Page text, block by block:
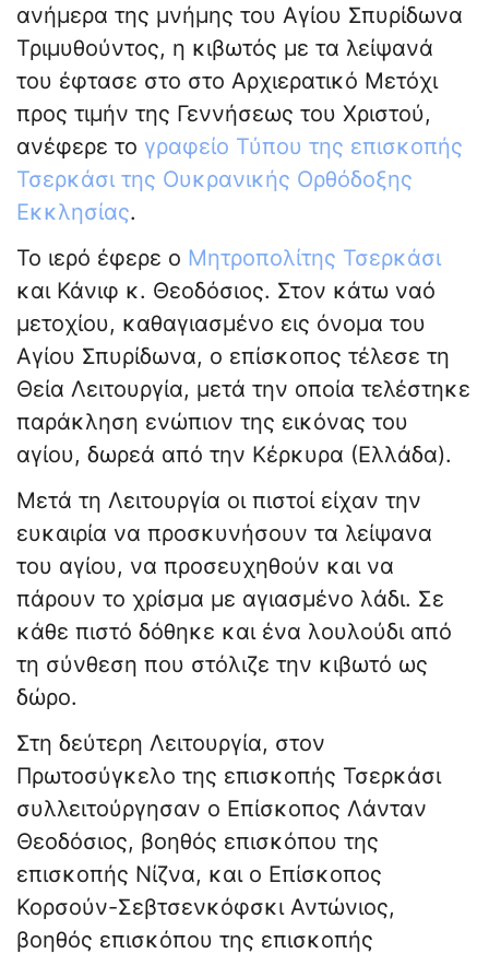
ανήμερα της μνήμης του Αγίου Σπυρίδωνα
Τριμυθούντος, η κιβωτός με τα λείψανά
του έφτασε στο στο Αρχιερατικό Μετόχι
προς τιμήν της Γεννήσεως του Χριστού,
ανέφερε το γραφείο Τύπου της επισκοπής
Τσερκάσι της Ουκρανικής Ορθόδοξης
Εκκλησίας.
Το ιερό έφερε ο Μητροπολίτης Τσερκάσι
και Κάνιφ κ. Θεοδόσιος. Στον κάτω ναό
μετοχίου, καθαγιασμένο εις όνομα του
Αγίου Σπυρίδωνα, ο επίσκοπος τέλεσε τη
Θεία Λειτουργία, μετά την οποία τελέστηκε
παράκληση ενώπιον της εικόνας του
αγίου, δωρεά από την Κέρκυρα (Ελλάδα).
Μετά τη Λειτουργία οι πιστοί είχαν την
ευκαιρία να προσκυνήσουν τα λείψανα
του αγίου, να προσευχηθούν και να
πάρουν το χρίσμα με αγιασμένο λάδι. Σε
κάθε πιστό δόθηκε και ένα λουλούδι από
τη σύνθεση που στόλιζε την κιβωτό ως
δώρο.
Στη δεύτερη Λειτουργία, στον
Πρωτοσύγκελο της επισκοπής Τσερκάσι
συλλειτούργησαν ο Επίσκοπος Λάνταν
Θεοδόσιος, βοηθός επισκόπου της
επισκοπής Νίζνα, και ο Επίσκοπος
Κορσούν-Σεβτσενκόφσκι Αντώνιος,
βοηθός επισκόπου της επισκοπής